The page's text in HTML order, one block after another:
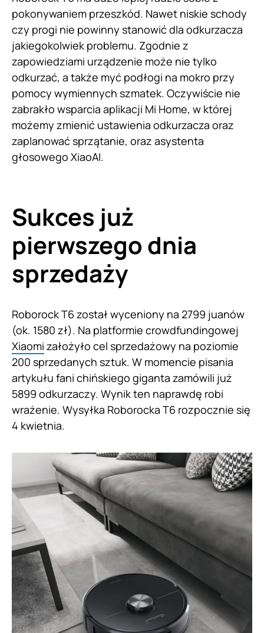
pokonywaniem przeszkód. Nawet niskie schody
czy progi nie powinny stanowić dla odkurzacza
jakiegokolwiek problemu. Zgodnie z
zapowiedziami urządzenie może nie tylko
odkurzać, a także myć podłogi na mokro przy
pomocy wymiennych szmatek. Oczywiście nie
zabrakło wsparcia aplikacji Mi Home, w której
możemy zmienić ustawienia odkurzacza oraz
zaplanować sprzątanie, oraz asystenta
głosowego XiaoAI.
Sukces już
pierwszego dnia
sprzedaży
Roborock T6 został wyceniony na 2799 juanów
(ok. 1580 zł). Na platformie crowdfundingowej
Xiaomi założyło cel sprzedażowy na poziomie
200 sprzedanych sztuk. W momencie pisania
artykułu fani chińskiego giganta zamówili już
5899 odkurzaczy. Wynik ten naprawdę robi
wrażenie. Wysyłka Roborocka T6 rozpocznie się
4 kwietnia.